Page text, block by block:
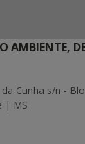
AMBIENTE,
Cunha s/n -
| MS